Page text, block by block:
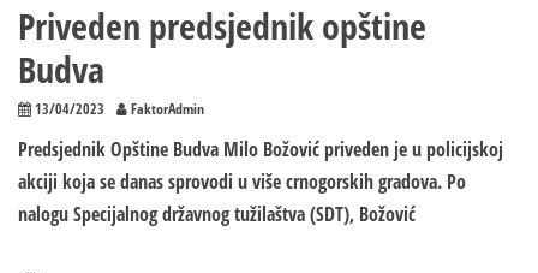
Priveden predsjednik opštine
Budva
13/04/2023 FaktorAdmin
Predsjednik Opštine Budva Milo Božović priveden je u policijskoj
akciji koja se danas sprovodi u više crnogorskih gradova. Po
nalogu Specijalnog državnog tužilaštva (SDT), Božović